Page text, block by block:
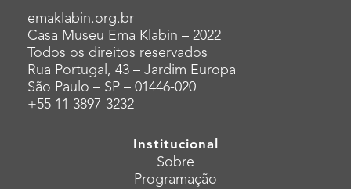
emaklabin.org.br
Casa Museu Ema Klabin – 2022
Todos os direitos reservados
Rua Portugal, 43 – Jardim Europa
São Paulo – SP – 01446-020
+55 11 3897-3232
Institucional
Sobre
Programação